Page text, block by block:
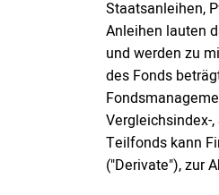
Staatsanleihen,
Anleihen lauten
und werden zu
des Fonds
Vergleichsindex-
Teilfonds kann
("Derivate"), zur